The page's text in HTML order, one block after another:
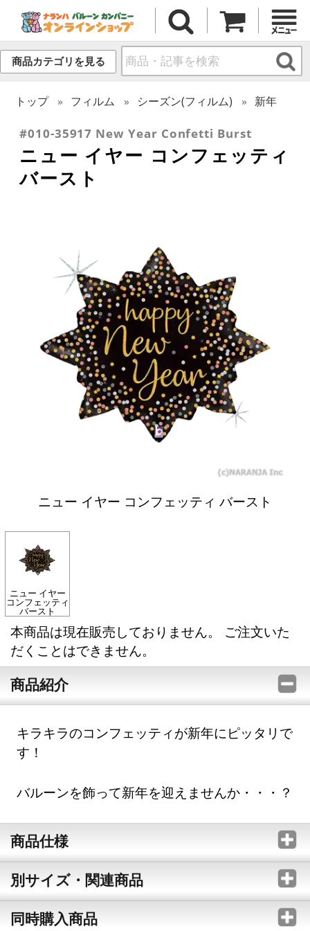
商品カテゴリを見る
トップ フィルム シーズン(フィルム) 新年
#010-35917 New Year Confetti Burst
ニュー イヤー コンフェッティ
バースト
ニュー イヤー コンフェッティ バースト
ニュー イヤー
コンフェッティ
バースト
本商品は現在販売しておりません。 ご注文いた
だくことはできません。
商品紹介
キラキラのコンフェッティが新年にピッタリで
す！
バルーンを飾って新年を迎えませんか・・・？
商品仕様
別サイズ・関連商品
同時購入商品